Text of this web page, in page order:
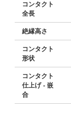
コンタクト
全長
絶縁高さ
コンタクト
形状
コンタクト
仕上げ - 嵌
合